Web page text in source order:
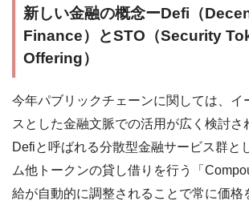
新しい金融の概念ーDefi（
Finance）とSTO（Security
Offering）
今年パブリックチェーンに関しては、イ
スとした金融文脈での活用が広く検討さ
Defiと呼ばれる分散型金融サービス群と
ム他トークンの貸し借りを行う「
給が自動的に調整されることで常に価格